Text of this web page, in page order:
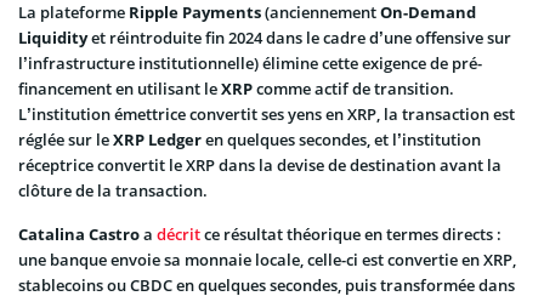
La plateforme Ripple Payments(anciennementOn-Demand
Liquidityet réintroduite fin 2024 dans le cadre d’une offensive sur
l’infrastructure institutionnelle) élimine cette exigence de pré-
financement en utilisant leXRPcomme actif de transition.
L’institution émettrice convertit ses yens en XRP, la transaction est
réglée sur leXRP Ledgeren quelques secondes, et l’institution
réceptrice convertit le XRP dans la devise de destination avant la
clôture de la transaction.
Catalina Castroa décritce résultat théorique en termes directs :
une banque envoie sa monnaie locale, celle-ci est convertie en XRP,
stablecoins ou CBDC en quelques secondes, puis transformée dans